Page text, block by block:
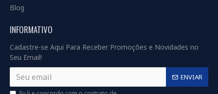
Blog
INFORMATIVO
Cadastre-se Aqui Para Receber Promoções e Novidades no
Seu Email!
ENVIAR